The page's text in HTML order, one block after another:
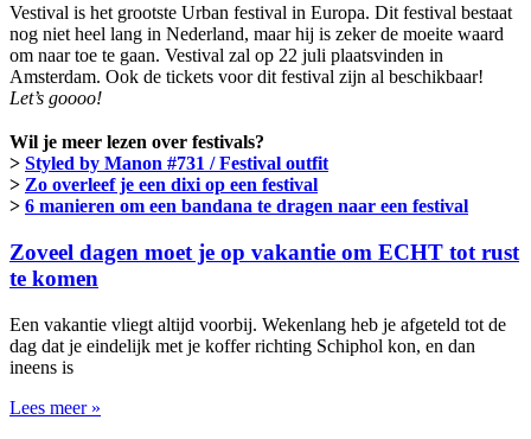
Vestival is het grootste Urban festival in Europa. Dit festival bestaat
nog niet heel lang in Nederland, maar hij is zeker de moeite waard
om naar toe te gaan. Vestival zal op 22 juli plaatsvinden in
Amsterdam. Ook de tickets voor dit festival zijn al beschikbaar!
Let’s goooo!
Wil je meer lezen over festivals?
> Styled by Manon #731 / Festival outfit
> Zo overleef je een dixi op een festival
> 6 manieren om een bandana te dragen naar een festival
Zoveel dagen moet je op vakantie om ECHT tot rust
te komen
Een vakantie vliegt altijd voorbij. Wekenlang heb je afgeteld tot de
dag dat je eindelijk met je koffer richting Schiphol kon, en dan
ineens is
Lees meer »